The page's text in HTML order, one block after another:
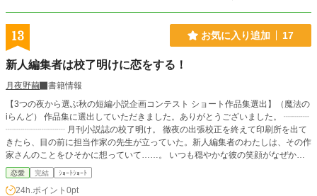
13 お気に入り追加 17
新人編集者は校了明けに恋をする！
月夜野繭
書籍情報
【3つの夜から選ぶ秋の短編小説企画コンテスト ショート作品集選出】（魔法の
iらんど） 作品集に選出していただきました。ありがとうございました。 ┈┈┈
┈┈┈┈┈┈┈ 月刊小説誌の校了明け。 徹夜の出張校正を終えて印刷所を出て
きたら、目の前に担当作家の先生が立っていた。新人編集者のわたしは、その作
家さんのことをひそかに想っていて……。 いつも穏やかな彼の笑顔がなぜか一
瞬、 意地悪く見えた。目の錯覚かな？ イケボな推理小説家×新人編集者の恋の
恋愛 完結 ｼｮｰﾄｼｮｰﾄ
24h.ポイント 0pt